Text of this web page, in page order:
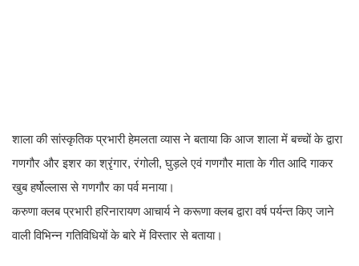
शाला की सांस्कृतिक प्रभारी हेमलता व्यास ने बताया कि आज शाला में बच्चों के द्वारा
गणगौर और इशर का श्रृंगार, रंगोली, घुड़ले एवं गणगौर माता के गीत आदि गाकर
खुब हर्षोल्लास से गणगौर का पर्व मनाया।
करुणा क्लब प्रभारी हरिनारायण आचार्य ने करूणा क्लब द्वारा वर्ष पर्यन्त किए जाने
वाली विभिन्न गतिविधियों के बारे में विस्तार से बताया।